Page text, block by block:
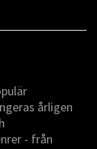
årligen
- från